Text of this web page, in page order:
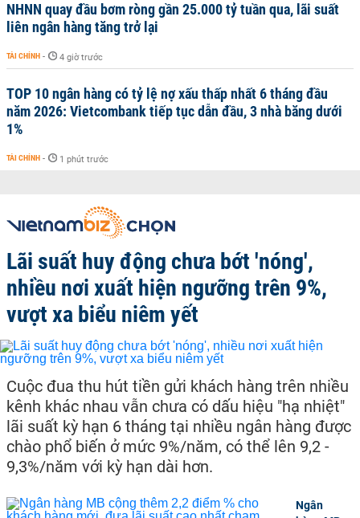
NHNN quay đầu bơm ròng gần 25.000 tỷ tuần qua, lãi suất
liên ngân hàng tăng trở lại
TÀI CHÍNH - 4 giờ trước
TOP 10 ngân hàng có tỷ lệ nợ xấu thấp nhất 6 tháng đầu
năm 2026: Vietcombank tiếp tục dẫn đầu, 3 nhà băng dưới
1%
TÀI CHÍNH - 1 phút trước
Lãi suất huy động chưa bớt 'nóng',
nhiều nơi xuất hiện ngưỡng trên 9%,
vượt xa biểu niêm yết
Cuộc đua thu hút tiền gửi khách hàng trên nhiều
kênh khác nhau vẫn chưa có dấu hiệu "hạ nhiệt"
lãi suất kỳ hạn 6 tháng tại nhiều ngân hàng được
chào phổ biến ở mức 9%/năm, có thể lên 9,2 -
9,3%/năm với kỳ hạn dài hơn.
Ngân